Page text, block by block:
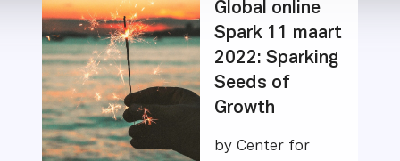
Global online
Spark 11 maart
2022: Sparking
Seeds of
Growth
by Center for